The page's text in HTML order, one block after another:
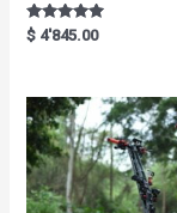
Rated
5.00
$ 4'845.00